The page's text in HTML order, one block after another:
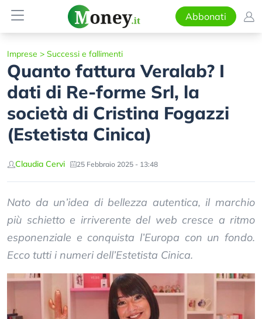
Abbonati
Imprese > Successi e fallimenti
Quanto fattura Veralab? I
dati di Re-forme Srl, la
società di Cristina Fogazzi
(Estetista Cinica)
Claudia Cervi 25 Febbraio 2025 - 13:48
Nato da un’idea di bellezza autentica, il marchio
più schietto e irriverente del web cresce a ritmo
esponenziale e conquista l’Europa con un fondo.
Ecco tutti i numeri dell’Estetista Cinica.